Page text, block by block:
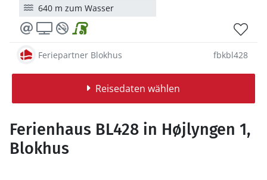
640 m zum Wasser
Feriepartner Blokhus fbkbl428
Reisedaten wählen
Ferienhaus BL428 in Højlyngen 1,
Blokhus